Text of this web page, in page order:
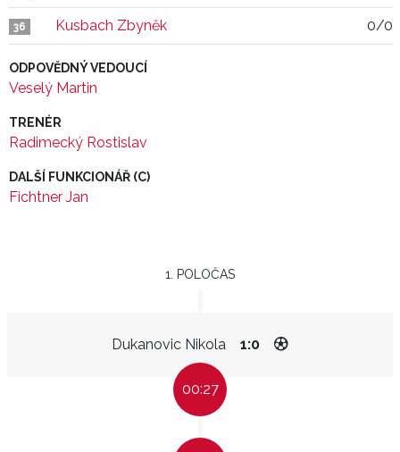
36 Kusbach Zbyněk 0/0
ODPOVĚDNÝ VEDOUCÍ
Veselý Martin
TRENÉR
Radimecký Rostislav
DALŠÍ FUNKCIONÁŘ (C)
Fichtner Jan
1. POLOČAS
Dukanovic Nikola 1:0
00:27